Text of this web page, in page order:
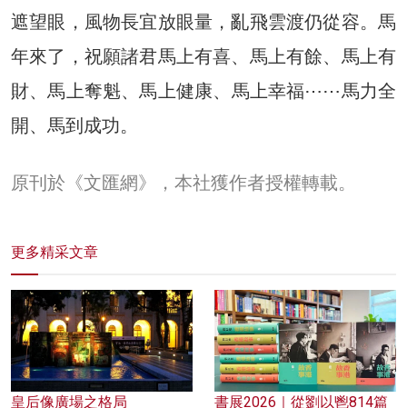
遮望眼，風物長宜放眼量，亂飛雲渡仍從容。馬
年來了，祝願諸君馬上有喜、馬上有餘、馬上有
財、馬上奪魁、馬上健康、馬上幸福⋯⋯馬力全
開、馬到成功。
原刊於《文匯網》，本社獲作者授權轉載。
更多精采文章
皇后像廣場之格局
書展2026｜從劉以鬯814篇